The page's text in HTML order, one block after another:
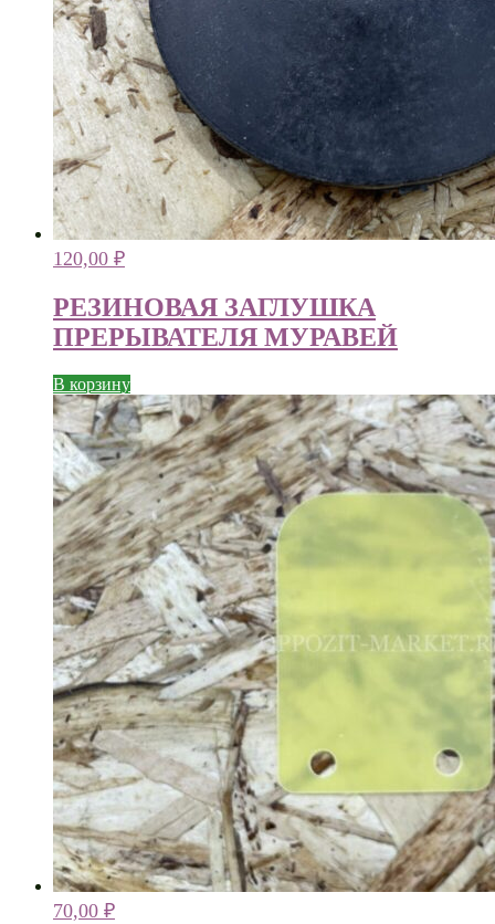
120,00 ₽
РЕЗИНОВАЯ ЗАГЛУШКА
ПРЕРЫВАТЕЛЯ МУРАВЕЙ
В корзину
70,00 ₽